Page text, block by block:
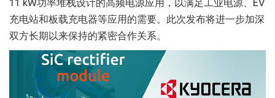
11 kW功率堆栈设计的高频电源应用，以满足工业电源、EV
充电站和板载充电器等应用的需要。此次发布将进一步加深
双方长期以来保持的紧密合作关系。